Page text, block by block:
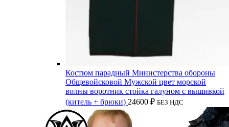
Костюм парадный Министерства обороны
Общевойсковой Мужской цвет морской
волны воротник стойка галуном с вышивкой
(китель + брюки) 24600 ₽ БЕЗ НДС